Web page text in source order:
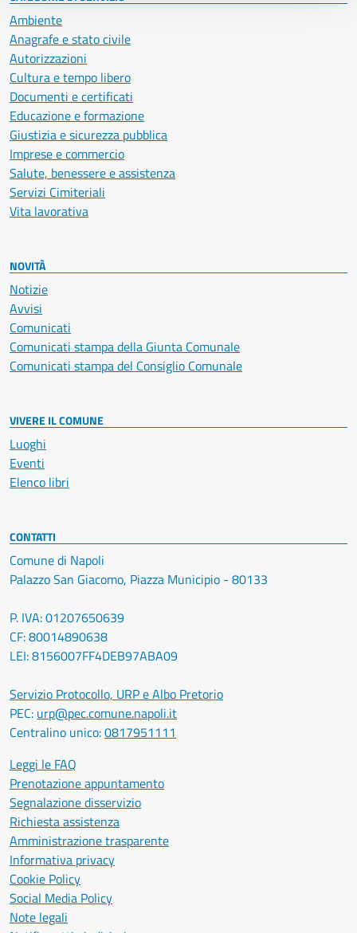
Ambiente
Anagrafe e stato civile
Autorizzazioni
Cultura e tempo libero
Documenti e certificati
Educazione e formazione
Giustizia e sicurezza pubblica
Imprese e commercio
Salute, benessere e assistenza
Servizi Cimiteriali
Vita lavorativa
NOVITÀ
Notizie
Avvisi
Comunicati
Comunicati stampa della Giunta Comunale
Comunicati stampa del Consiglio Comunale
VIVERE IL COMUNE
Luoghi
Eventi
Elenco libri
CONTATTI
Comune di Napoli
Palazzo San Giacomo, Piazza Municipio - 80133
P. IVA: 01207650639
CF: 80014890638
LEI: 8156007FF4DEB97ABA09
Servizio Protocollo, URP e Albo Pretorio
PEC: urp@pec.comune.napoli.it
Centralino unico:0817951111
Leggi le FAQ
Prenotazione appuntamento
Segnalazione disservizio
Richiesta assistenza
Amministrazione trasparente
Informativa privacy
Cookie Policy
Social Media Policy
Note legali